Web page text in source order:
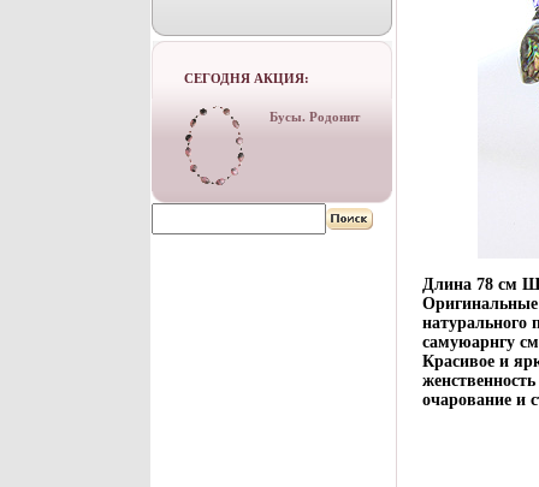
СЕГОДНЯ АКЦИЯ:
Бусы. Родонит
Длина 78 см
натурального
самуюарнгу
Красивое и
очарование и